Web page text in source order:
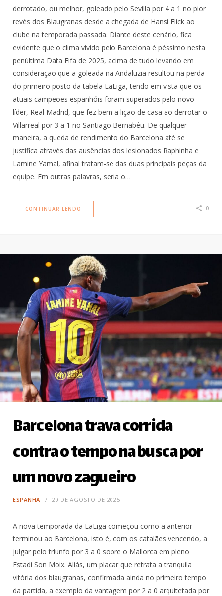
derrotado, ou melhor, goleado pelo Sevilla por 4 a 1 no pior
revés dos Blaugranas desde a chegada de Hansi Flick ao
clube na temporada passada. Diante deste cenário, fica
evidente que o clima vivido pelo Barcelona é péssimo nesta
penúltima Data Fifa de 2025, acima de tudo levando em
consideração que a goleada na Andaluzia resultou na perda
do primeiro posto da tabela LaLiga, tendo em vista que os
atuais campeões espanhóis foram superados pelo novo
líder, Real Madrid, que fez bem a lição de casa ao derrotar o
Villarreal por 3 a 1 no Santiago Bernabéu. De qualquer
maneira, a queda de rendimento do Barcelona até se
justifica através das ausências dos lesionados Raphinha e
Lamine Yamal, afinal tratam-se das duas principais peças da
equipe. Em outras palavras, seria o…
CONTINUAR LENDO 0
Barcelona trava corrida
contra o tempo na busca por
um novo zagueiro
ESPANHA 20 DE AGOSTO DE 2025
A nova temporada da LaLiga começou como a anterior
terminou ao Barcelona, isto é, com os catalães vencendo, a
julgar pelo triunfo por 3 a 0 sobre o Mallorca em pleno
Estadi Son Moix. Aliás, um placar que retrata a tranquila
vitória dos blaugranas, confirmada ainda no primeiro tempo
da partida, a exemplo da vantagem por 2 a 0 arquitetada por